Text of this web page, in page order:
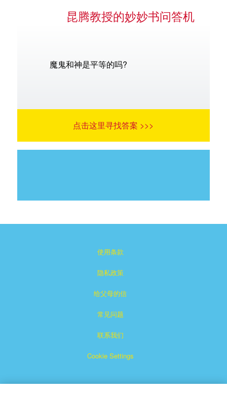
昆腾教授的妙妙书问答机
魔鬼和神是平等的吗?
点击这里寻找答案 >>>
使用条款
隐私政策
给父母的信
常见问题
联系我们
Cookie Settings